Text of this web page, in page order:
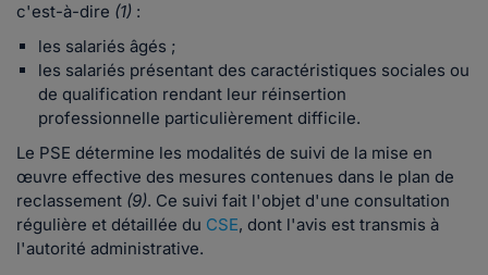
c'est-à-dire (1) :
les salariés âgés ;
les salariés présentant des caractéristiques sociales ou
de qualification rendant leur réinsertion
professionnelle particulièrement difficile.
Le PSE détermine les modalités de suivi de la mise en
œuvre effective des mesures contenues dans le plan de
reclassement (9). Ce suivi fait l'objet d'une consultation
régulière et détaillée du CSE, dont l'avis est transmis à
l'autorité administrative.